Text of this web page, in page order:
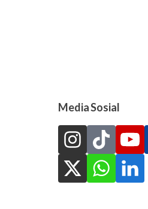
Media Sosial